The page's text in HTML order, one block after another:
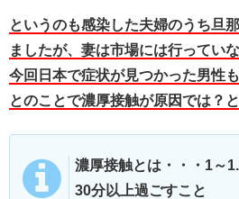
というのも感染した夫婦のうち旦
ましたが、妻は市場には行ってい
今回日本で症状が見つかった男性
とのことで濃厚接触が原因では？
濃厚接触とは・・・1～
30分以上過ごすこと